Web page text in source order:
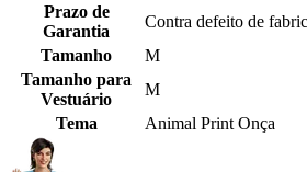
Prazo de
Garantia
Contra defeito de
Tamanho
M
Tamanho para
Vestuário
M
Tema
Animal Print Onça